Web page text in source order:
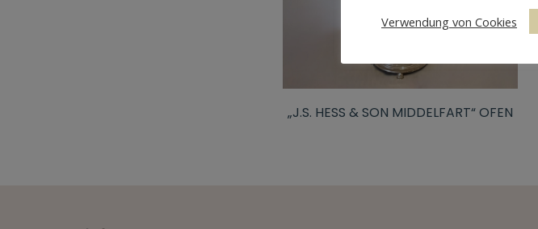
„J.S. HESS & SON MIDDELFART“ OFEN
Verwendung von Cookies